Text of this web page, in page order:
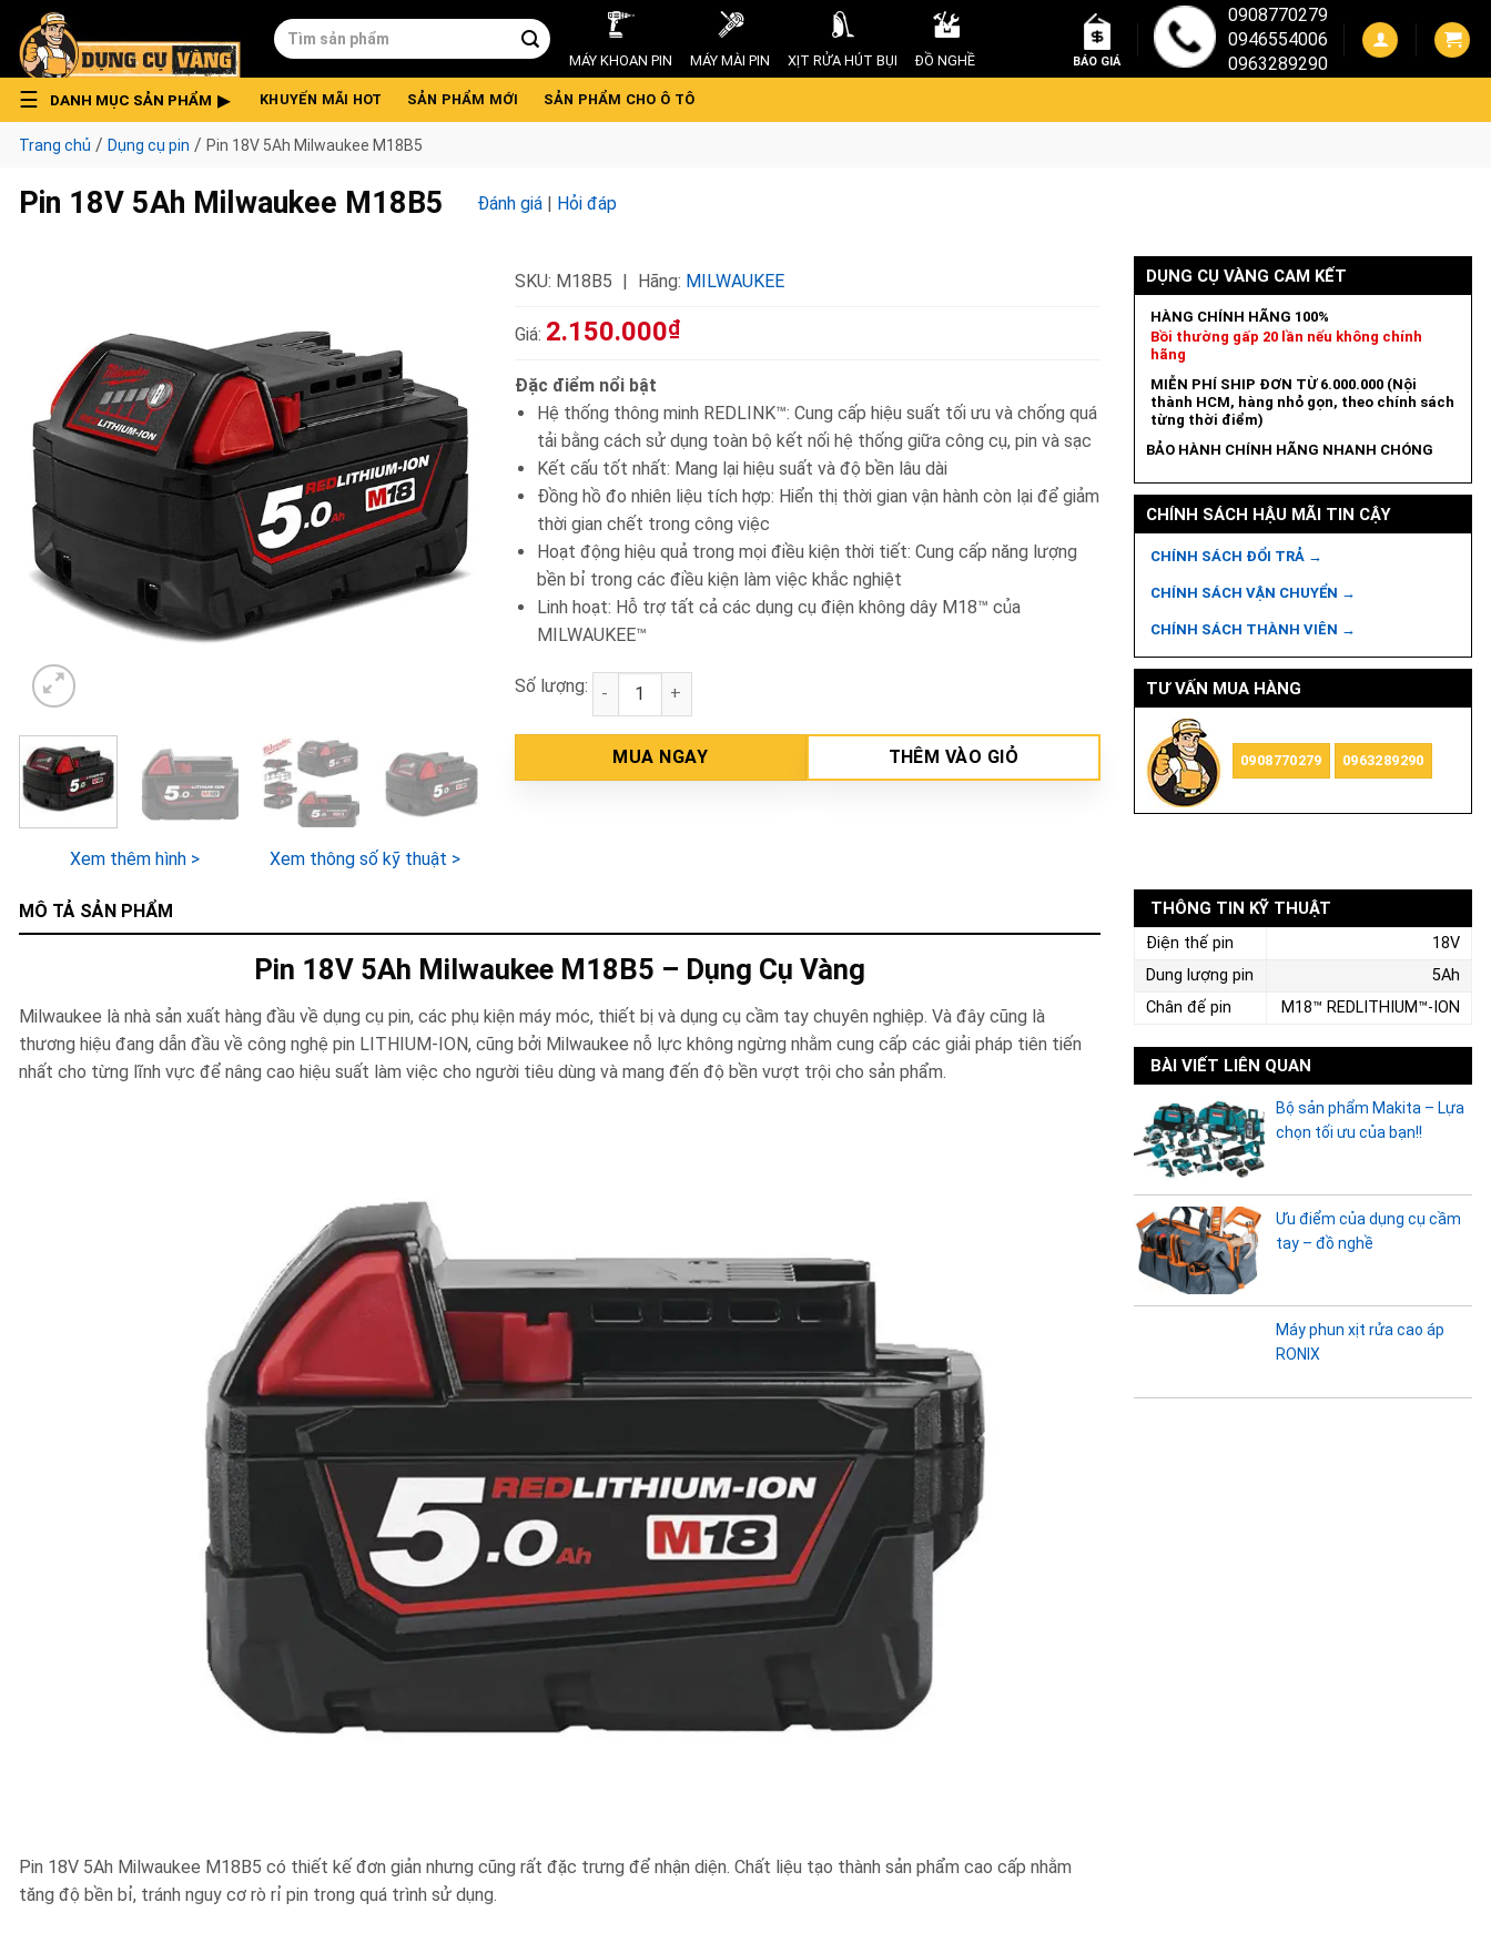
content
Tìm
kiếm:
MÁY KHOAN PIN MÁY MÀI PIN XỊT RỬA HÚT BỤI ĐỒ NGHỀ BÁO GIÁ
0908770279
0946554006
0963289290
DANH MỤC SẢN PHẨM KHUYẾN MÃI HOT SẢN PHẨM MỚI SẢN PHẨM CHO Ô TÔ
Trang chủ / Dụng cụ pin / Pin 18V 5Ah Milwaukee M18B5
Pin 18V 5Ah Milwaukee M18B5 Đánh giá | Hỏi đáp
Xem thêm hình > Xem thông số kỹ thuật >
SKU: M18B5 Hãng: MILWAUKEE
Giá: 2.150.000₫
Đặc điểm nổi bật
Hệ thống thông minh REDLINK™: Cung cấp hiệu suất tối ưu và chống quá
tải bằng cách sử dụng toàn bộ kết nối hệ thống giữa công cụ, pin và sạc
Kết cấu tốt nhất: Mang lại hiệu suất và độ bền lâu dài
Đồng hồ đo nhiên liệu tích hợp: Hiển thị thời gian vận hành còn lại để giảm
thời gian chết trong công việc
Hoạt động hiệu quả trong mọi điều kiện thời tiết: Cung cấp năng lượng
bền bỉ trong các điều kiện làm việc khắc nghiệt
Linh hoạt: Hỗ trợ tất cả các dụng cụ điện không dây M18™ của
MILWAUKEE™
Số lượng: Pin 18V 5Ah Milwaukee M18B5 số lượng
MUA NGAY THÊM VÀO GIỎ
DỤNG CỤ VÀNG CAM KẾT
HÀNG CHÍNH HÃNG 100%
Bồi thường gấp 20 lần nếu không chính
hãng
MIỄN PHÍ SHIP ĐƠN TỪ 6.000.000 (Nội
thành HCM, hàng nhỏ gọn, theo chính sách
từng thời điểm)
BẢO HÀNH CHÍNH HÃNG NHANH CHÓNG
CHÍNH SÁCH HẬU MÃI TIN CẬY
CHÍNH SÁCH ĐỔI TRẢ →
CHÍNH SÁCH VẬN CHUYỂN →
CHÍNH SÁCH THÀNH VIÊN →
TƯ VẤN MUA HÀNG
0908770279 0963289290
MÔ TẢ SẢN PHẨM
Pin 18V 5Ah Milwaukee M18B5 – Dụng Cụ Vàng
Milwaukee là nhà sản xuất hàng đầu về dụng cụ pin, các phụ kiện máy móc, thiết bị và dụng cụ cầm tay chuyên nghiệp. Và đây cũng là
thương hiệu đang dẫn đầu về công nghệ pin LITHIUM-ION, cũng bởi Milwaukee nỗ lực không ngừng nhằm cung cấp các giải pháp tiên tiến
nhất cho từng lĩnh vực để nâng cao hiệu suất làm việc cho người tiêu dùng và mang đến độ bền vượt trội cho sản phẩm.
Pin 18V 5Ah Milwaukee M18B5 có thiết kế đơn giản nhưng cũng rất đặc trưng để nhận diện. Chất liệu tạo thành sản phẩm cao cấp nhằm
tăng độ bền bỉ, tránh nguy cơ rò rỉ pin trong quá trình sử dụng.
THÔNG TIN KỸ THUẬT
Điện thế pin
18V
Dung lượng pin
5Ah
Chân đế pin
M18™ REDLITHIUM™-ION
BÀI VIẾT LIÊN QUAN
Bộ sản phẩm Makita – Lựa
chọn tối ưu của bạn!!
Ưu điểm của dụng cụ cầm
tay – đồ nghề
Máy phun xịt rửa cao áp
RONIX